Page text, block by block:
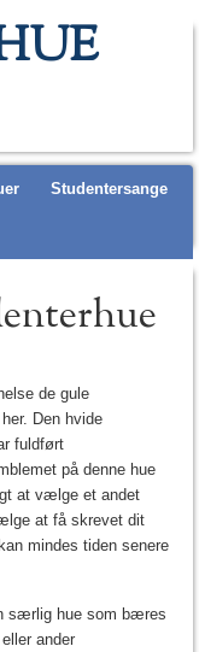
Studentersange
de gule
Den hvide
fuldført
på denne hue
at vælge et andet
at få skrevet dit
mindes tiden senere
særlig hue som bæres
ander